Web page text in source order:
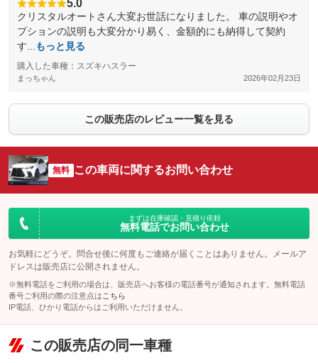
5.0
クリスタルオートさん大変お世話になりました。 車の説明やオ
プションの説明も大変分かり易く、金額的にも納得して契約
す...
もっと見る
購入した車種：スズキハスラー
まっちゃん 2026年02月23日
この販売店のレビュー一覧を見る
無料 この車両に関するお問い合わせ
まずは在庫確認・見積り依頼
無料電話でお問い合わせ
お気軽にどうぞ。問合せ後に何度もご連絡が届くことはありません。メールア
ドレスは販売店に公開されません。
※無料電話をご利用の場合は、販売店へお客様の電話番号が通知されます。無料電話
番号ご利用の際の注意点は こちら
IP電話、ひかり電話からはご利用いただけません。
この販売店の同一車種